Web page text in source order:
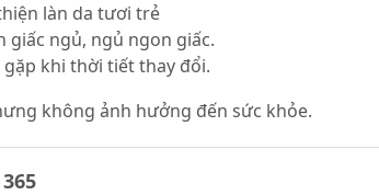
làn da tươi trẻ
giấc ngủ, ngủ ngon giấc.
khi thời tiết thay đổi.
không ảnh hưởng đến sức khỏe.